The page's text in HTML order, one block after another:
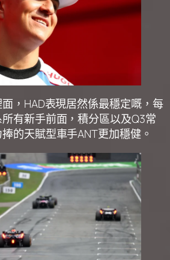
，HAD表現居然係最穩定嘅，每
有新手前面，積分區以及Q3常
的天賦型車手ANT更加穩健。